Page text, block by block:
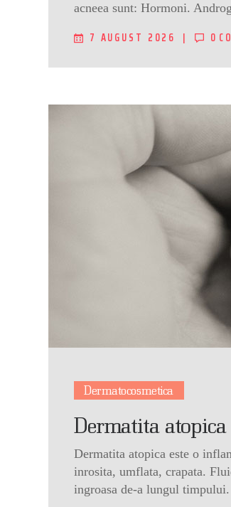
acneea sunt: Hormoni.
7 AUGUST 2026 0
Dermatocosmetica
Dermatita atopica
Dermatita atopica este o
inrosita, umflata, crapata.
ingroasa de-a lungul